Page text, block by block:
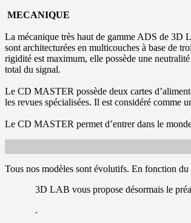
MECANIQUE
La mécanique très haut de gamme ADS de 3D
sont architecturées en multicouches à base de
rigidité est maximum, elle possède une
total du signal.
Le CD MASTER possède deux cartes
les revues spécialisées. Il est considéré comme
Le CD MASTER permet d’entrer dans le
Tous nos modèles sont évolutifs. En fonction
3D LAB vous propose désormais le
.